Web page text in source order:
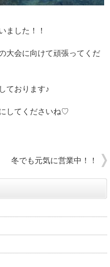
ました！！
大会に向けて頑張ってくだ
ております♪
してくださいね♡
冬でも元気に営業中！！